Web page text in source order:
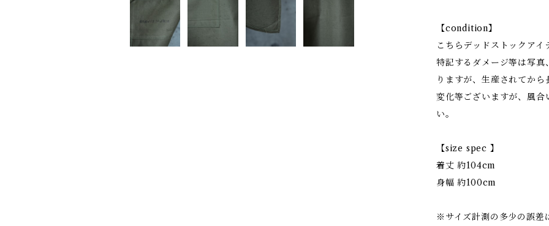
【condition】
こちらデッドストックアイ
特記するダメージ等は写
りますが、生産されてか
変化等ございますが、風
い。
【size spec 】
着丈 約104cm
身幅 約100cm
※サイズ計測の多少の誤差